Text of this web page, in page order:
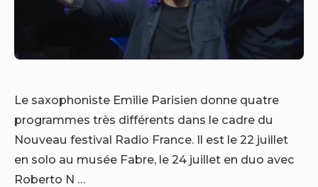
Le saxophoniste Emilie Parisien donne quatre
programmes très différents dans le cadre du
Nouveau festival Radio France. Il est le 22 juillet
en solo au musée Fabre, le 24 juillet en duo avec
Roberto N …